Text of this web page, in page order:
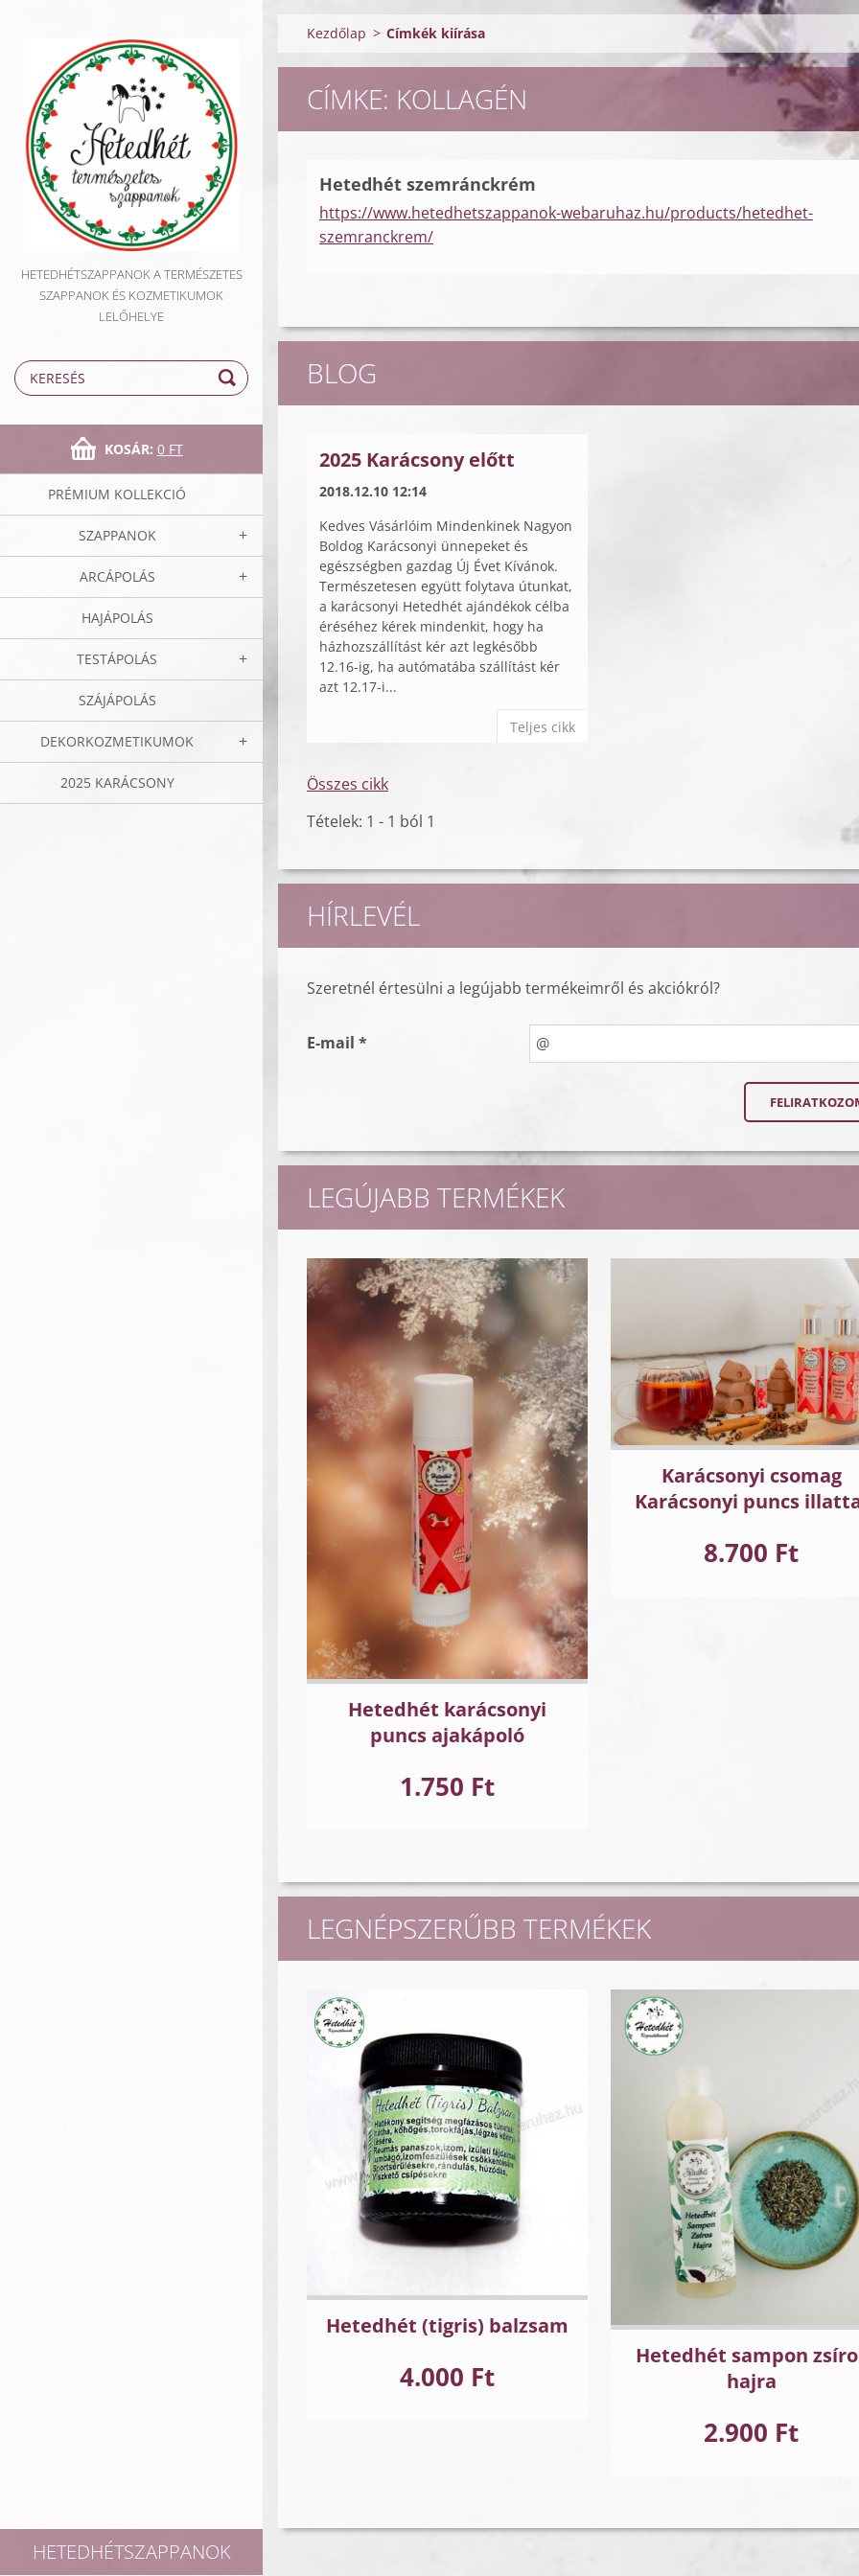
HETEDHÉTSZAPPANOK A TERMÉSZETES
SZAPPANOK ÉS KOZMETIKUMOK
LELŐHELYE
KOSÁR: 0 FT
PRÉMIUM KOLLEKCIÓ
SZAPPANOK
ARCÁPOLÁS
HAJÁPOLÁS
TESTÁPOLÁS
SZÁJÁPOLÁS
DEKORKOZMETIKUMOK
2025 KARÁCSONY
HETEDHÉTSZAPPANOK
Kezdőlap > Címkék kiírása
CÍMKE: KOLLAGÉN
Hetedhét szemránckrém
https://www.hetedhetszappanok-webaruhaz.hu/products/hetedhet-
szemranckrem/
BLOG
2025 Karácsony előtt
2018.12.10 12:14
Kedves Vásárlóim Mindenkinek Nagyon
Boldog Karácsonyi ünnepeket és
egészségben gazdag Új Évet Kívánok.
Természetesen együtt folytava útunkat,
a karácsonyi Hetedhét ajándékok célba
éréséhez kérek mindenkit, hogy ha
házhozszállítást kér azt legkésőbb
12.16-ig, ha autómatába szállítást kér
azt 12.17-i...
Teljes cikk
Összes cikk
Tételek: 1 - 1 ból 1
HÍRLEVÉL
Szeretnél értesülni a legújabb termékeimről és akciókról?
E-mail *
LEGÚJABB TERMÉKEK
Hetedhét karácsonyi
puncs ajakápoló
1.750 Ft
Karácsonyi csomag
Karácsonyi puncs
8.700 Ft
LEGNÉPSZERŰBB TERMÉKEK
Hetedhét (tigris) balzsam
4.000 Ft
Hetedhét sampon
hajra
2.900 Ft